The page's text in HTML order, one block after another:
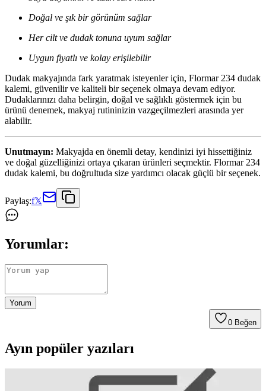
Doğal ve şık bir görünüm sağlar
Her cilt ve dudak tonuna uyum sağlar
Uygun fiyatlı ve kolay erişilebilir
Dudak makyajında fark yaratmak isteyenler için, Flormar 234 dudak
kalemi, güvenilir ve kaliteli bir seçenek olmaya devam ediyor.
Dudaklarınızı daha belirgin, doğal ve sağlıklı göstermek için bu
ürünü denemek, makyaj rutininizin vazgeçilmezleri arasında yer
alabilir.
Unutmayın: Makyajda en önemli detay, kendinizi iyi hissettiğiniz
ve doğal güzelliğinizi ortaya çıkaran ürünleri seçmektir. Flormar 234
dudak kalemi, bu doğrultuda size yardımcı olacak güçlü bir seçenek.
Paylaş:f𝕏
Yorumlar:
Yorum
0 Beğen
Ayın popüler yazıları